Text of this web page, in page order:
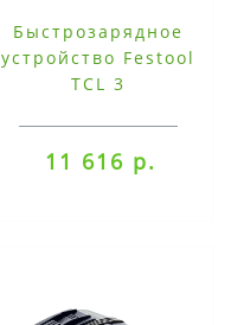
Быстрозарядное
устройство Festool
TCL 3
11 616 р.